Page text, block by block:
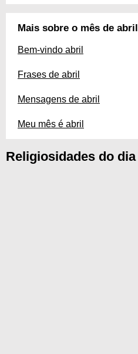
Mais sobre o mês de abril
Bem-vindo abril
Frases de abril
Mensagens de abril
Meu mês é abril
Religiosidades do dia